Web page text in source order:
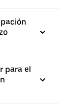
para el